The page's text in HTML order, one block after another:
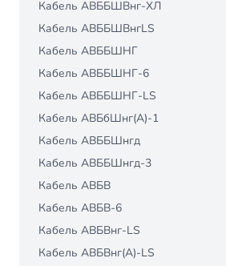
Кабель АВББШВнг-ХЛ
Кабель АВББШВнгLS
Кабель АВББШНГ
Кабель АВББШНГ-6
Кабель АВББШНГ-LS
Кабель АВБбШнг(А)-1
Кабель АВББШнгд
Кабель АВББШнгд-3
Кабель АВБВ
Кабель АВБВ-6
Кабель АВБВнг-LS
Кабель АВБВнг(A)-LS